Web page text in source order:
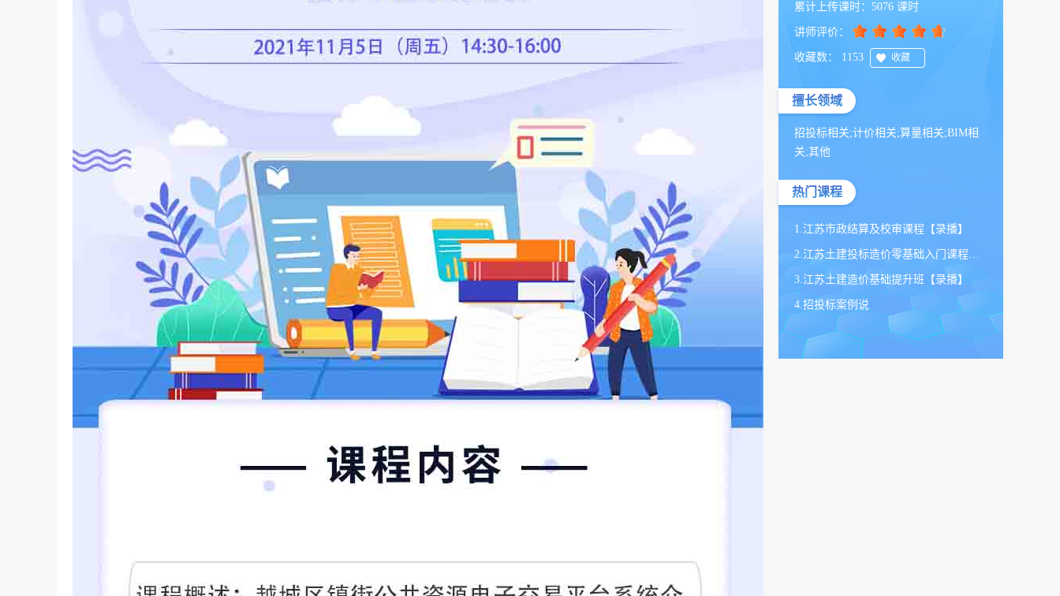
累计上传课时： 5076 课时
讲师评价：
收藏数： 1153 收藏
擅长领域
招投标相关;计价相关;算量相关;BIM相
关;其他
热门课程
1.江苏市政结算及校审课程【录播】
2.江苏土建投标造价零基础入门课程【2023.10期回看】
3.江苏土建造价基础提升班【录播】
4.招投标案例说